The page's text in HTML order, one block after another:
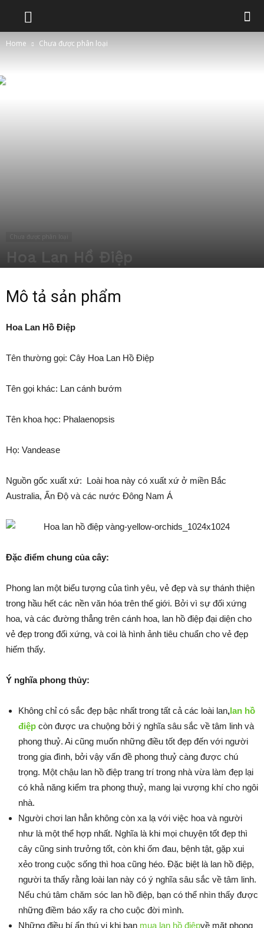
Home Chưa được phân loại
Hoa Lan Hồ Điệp
Mô tả sản phẩm
Hoa Lan Hồ Điệp
Tên thường gọi: Cây Hoa Lan Hồ Điệp
Tên gọi khác: Lan cánh bướm
Tên khoa học: Phalaenopsis
Họ: Vandease
Nguồn gốc xuất xứ: Loài hoa này có xuất xứ ở miền Bắc
Australia, Ấn Độ và các nước Đông Nam Á
Đặc điểm chung của cây:
Phong lan một biểu tượng của tình yêu, vẻ đẹp và sự thánh thiện
trong hầu hết các nền văn hóa trên thế giới. Bởi vì sự đối xứng
hoa, và các đường thẳng trên cánh hoa, lan hồ điệp đại diện cho
vẻ đẹp trong đối xứng, và coi là hình ảnh tiêu chuẩn cho vẻ đẹp
hiếm thấy.
Ý nghĩa phong thủy:
Không chỉ có sắc đẹp bậc nhất trong tất cả các loài lan,lan hồ
điệp còn được ưa chuộng bởi ý nghĩa sâu sắc về tâm linh và
phong thuỷ. Ai cũng muốn những điều tốt đẹp đến với người
trong gia đình, bởi vậy vấn đề phong thuỷ càng được chú
trọng. Một chậu lan hồ điệp trang trí trong nhà vừa làm đẹp lại
có khả năng kiểm tra phong thuỷ, mang lại vượng khí cho ngôi
nhà.
Người chơi lan hẳn không còn xa lạ với việc hoa và người
như là một thể hợp nhất. Nghĩa là khi mọi chuyện tốt đẹp thì
cây cũng sinh trưởng tốt, còn khi ốm đau, bệnh tật, gặp xui
xẻo trong cuộc sống thì hoa cũng héo. Đặc biệt là lan hồ điệp,
người ta thấy rằng loài lan này có ý nghĩa sâu sắc về tâm linh.
Nếu chú tâm chăm sóc lan hồ điệp, bạn có thể nhìn thấy được
những điềm báo xẩy ra cho cuộc đời mình.
Những điều bí ẩn thú vị khi bạn mua lan hồ điệpvề mặt phong